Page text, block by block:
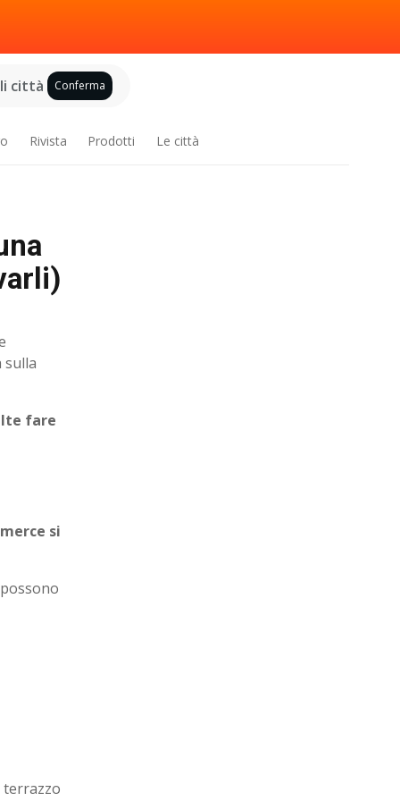
città Conferma
Rivista Prodotti Le città
sulla
fare
si
terrazzo